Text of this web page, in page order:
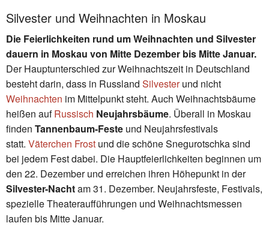
Silvester und Weihnachten in Moskau
Die Feierlichkeiten rund um Weihnachten und Silvester
dauern in Moskau von Mitte Dezember bis Mitte Januar.
Der Hauptunterschied zur Weihnachtszeit in Deutschland
besteht darin, dass in Russland Silvesterund nicht
Weihnachten im Mittelpunkt steht. Auch Weihnachtsbäume
heißen aufRussisch Neujahrsbäume. Überall in Moskau
finden Tannenbaum-Feste und Neujahrsfestivals
statt. Väterchen Frost und die schöne Snegurotschka sind
bei jedem Fest dabei. Die Hauptfeierlichkeiten beginnen um
den 22. Dezember und erreichen ihren Höhepunkt in der
Silvester-Nachtam 31. Dezember. Neujahrsfeste, Festivals,
spezielle Theateraufführungen und Weihnachtsmessen
laufen bis Mitte Januar.